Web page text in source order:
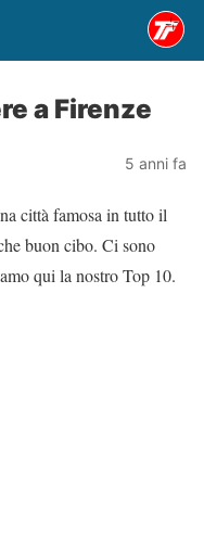
a Firenze
5 anni fa
città famosa in tutto il
buon cibo. Ci sono
qui la nostro Top 10.